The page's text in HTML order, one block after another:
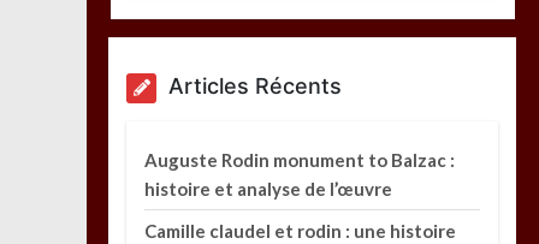
Articles Récents
Auguste Rodin monument to Balzac :
histoire et analyse de l’œuvre
Camille claudel et rodin : une histoire